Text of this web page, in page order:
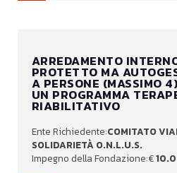
ARREDAMENTO
PROTETTO MA
A PERSONE (MASSIMO
UN PROGRAMMA
RIABILITATIVO
COMITATO
SOLIDARIETÀ O.N.L.U.S.